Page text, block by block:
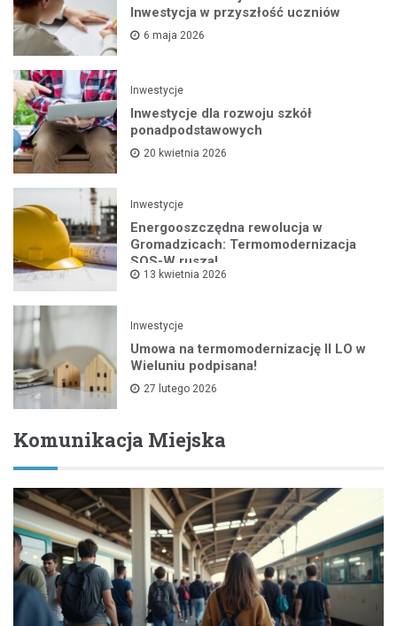
Inwestycja w przyszłość uczniów
6 maja 2026
Inwestycje
Inwestycje dla rozwoju szkół
ponadpodstawowych
20 kwietnia 2026
Inwestycje
Energooszczędna rewolucja w
Gromadzicach: Termomodernizacja
SOS-W rusza!
13 kwietnia 2026
Inwestycje
Umowa na termomodernizację II LO w
Wieluniu podpisana!
27 lutego 2026
Komunikacja Miejska